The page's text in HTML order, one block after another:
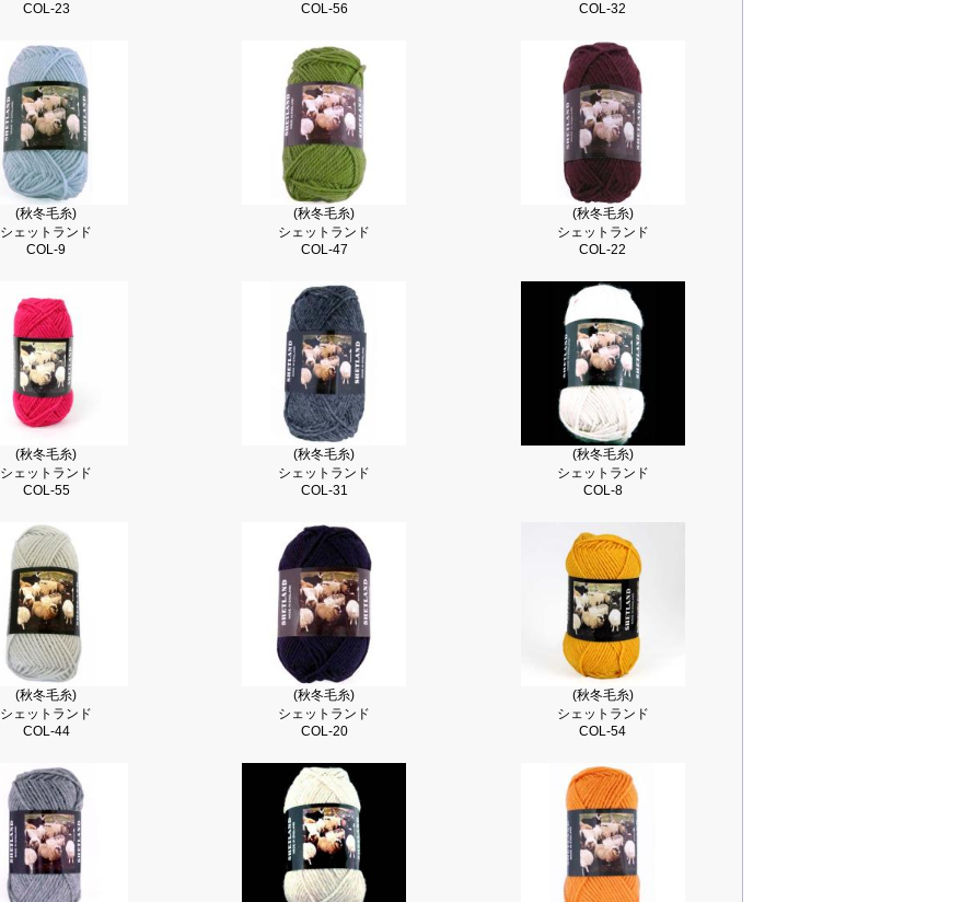
COL-23
COL-56
COL-32
(秋冬毛糸)
シェットランド
COL-9
(秋冬毛糸)
シェットランド
COL-47
(秋冬毛糸)
シェットランド
COL-22
(秋冬毛糸)
シェットランド
COL-55
(秋冬毛糸)
シェットランド
COL-31
(秋冬毛糸)
シェットランド
COL-8
(秋冬毛糸)
シェットランド
COL-44
(秋冬毛糸)
シェットランド
COL-20
(秋冬毛糸)
シェットランド
COL-54